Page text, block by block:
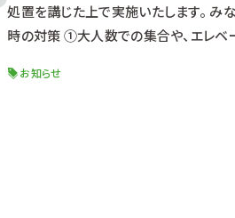
処置を講じた上で実施いたします。 み
時の対策 ①大人数での集合や、エレベ
の徹底をお願いします ・入館時にはマ
お知らせ